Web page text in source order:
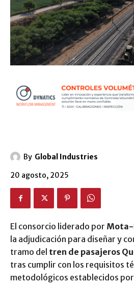
By Global Industries
20 agosto, 2025
El consorcio liderado por Mota-
la adjudicación para diseñar y
tramo del tren de pasajeros
tras cumplir con los requisitos
metodológicos establecidos